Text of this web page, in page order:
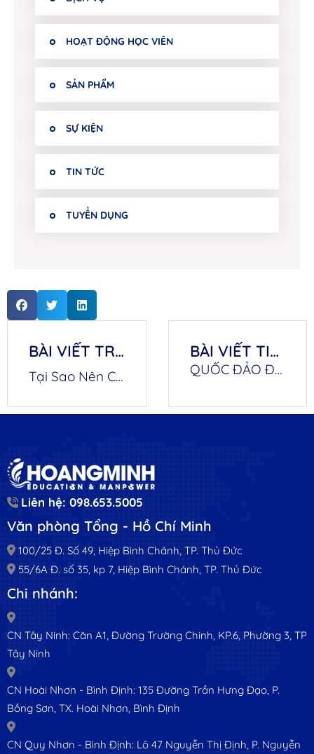
HOẠT ĐỘNG HỌC VIÊN
SẢN PHẨM
SỰ KIỆN
TIN TỨC
TUYỂN DỤNG
BÀI VIẾT TRƯỚC
Tại Sao Nên Chọn Du Học Úc Visa 500? Top 10 Lợi Ích Đáng Chú Ý
BÀI VIẾT TIẾP THEO
QUỐC ĐẢO ĐÀI LOAN – ĐẤT NƯỚC AN TOÀN VƯỢT TRỘI
Liên hệ: 098.653.5005
Văn phòng Tổng - Hồ Chí Minh
100/25 Đ. Số 49, Hiệp Bình Chánh, TP. Thủ Đức
55/6A Đ. số 35, kp 7, Hiệp Bình Chánh, TP. Thủ Đức
Chi nhánh:
CN Tây Ninh: Căn A1, Đường Trường Chinh, KP.6, Phường 3, TP
Tây Ninh
CN Hoài Nhơn - Bình Định: 135 Đường Trần Hưng Đạo, P.
Bồng Sơn, TX. Hoài Nhơn, Bình Định
CN Quy Nhơn - Bình Định: Lô 47 Nguyễn Thị Định, P. Nguyễn